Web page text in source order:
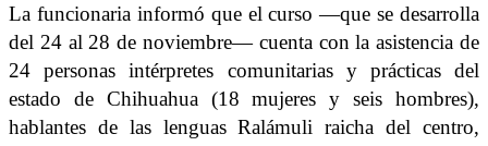
La funcionaria informó que el curso —que se desarrolla
del 24 al 28 de noviembre— cuenta con la asistencia de
24 personas intérpretes comunitarias y prácticas del
estado de Chihuahua (18 mujeres y seis hombres),
hablantes de las lenguas Ralámuli raicha del centro,